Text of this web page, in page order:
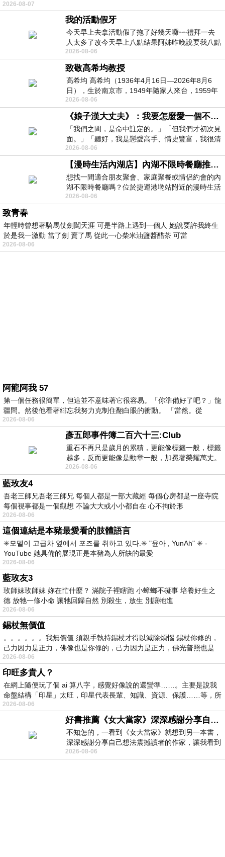
2026-08-07
我的活動假牙
今天早上去拿活動假了拖了好幾天囉~~禮拜一去
人太多了改今天早上八點結果阿姊昨晚說要我八點
去西螺農會~回到莿桐都8點半多了
2026-08-06
致敬高希均教授
高希均 高希均（1936年4月16日—2026年8月6
日），生於南京市，1949年隨家人來台，1959年
赴美深造並取得經濟發展博士學位。曾任
2026-08-06
《娘子漢大丈夫》：我要怎麼愛一個不存在的人？
「我們之間，是命中註定的。」「但我們才初次見
面。」「聽好，我是戀愛高手、情史豐富，我很清
楚這種感覺，你我之間的那種感覺，現
2026-08-06
【漫時生活內湖店】內湖不限時餐廳推薦｜捷運港墘站美食，聚餐、約會、家庭聚會首選，正餐甜點一次滿足
想找一間適合朋友聚會、家庭聚餐或情侶約會的內
湖不限時餐廳嗎？位於捷運港墘站附近的漫時生活
內湖店，從捷運站步行約4分鐘即可抵
2026-08-06
致青春
年輕時曾想著騎馬仗劍闖天涯 可是半路上遇到一個人 她說要許我終生
於是我一激動 當了劍 賣了馬 從此一心柴米油鹽醬醋茶 可當
2026-08-06
阿龍阿我 57
第一個任務很簡單，但這並不意味著它很容易。「你準備好了吧？」龍
疆問。然後他看著緋忘我努力克制住翻白眼的衝動。 「當然。從
2026-08-06
彥五郎事件簿二百六十三:Club
重石不再只是歲月的累積，更能像標籤一般，標籤
越多，反而更能像是勳章一般，加冕著榮耀萬丈。
習慣一如縱容，成了再難輕輕放下的罪證
2026-08-06
藍玫友4
吾老三師兄吾老三師兄 每個人都是一部大藏經 每個心房都是一座寺院
每個視事都是一個觀想 不論大大或小小都自在 心不拘於形
2026-08-06
這個連結是本豬最愛看的肢體語言
✳️모델이 고급차 옆에서 포즈를 취하고 있다.✳️ "윤아 , YunAh" ✳️ -
YouTube 她具備的展現正是本豬為人所缺的最愛
2026-08-06
藍玫友3
玫師妹玫師妹 妳在忙什麼？ 滿院子裡瞎跑 小蟑螂不礙事 培養好生之
德 放牠一條小命 讓牠回歸自然 別殺生，放生 別讓牠進
2026-08-06
錫杖無價值
。。。。。。我無價值 須親手執持錫杖才得以滅除煩惱 錫杖你修的，
己力因力是正力，佛像也是你修的，己力因力是正力，佛光普照也是
2026-08-06
印旺多貴人？
在網上隨便玩了個 ai 算八字，感覺好像說的還蠻準……。主要是說我
命盤結構「印星」太旺，印星代表長輩、知識、資源、保護……等，所
2026-08-06
好書推薦《女大當家》深深感謝分享自己想法震撼讀者的作家，讓我看到不同樣貌的家庭！
不知怎的，一看到《女大當家》就想到另一本書，
深深感謝分享自己想法震撼讀者的作家，讓我看到
不同樣貌的家庭！ 《女大
2026-08-06